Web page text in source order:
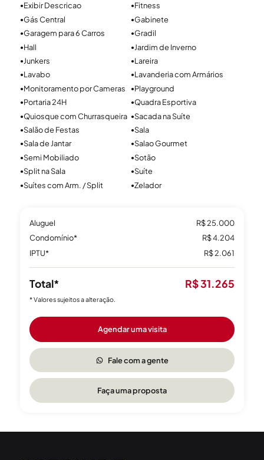
●Exibir Descricao ●Fitness
●Gás Central ●Gabinete
●Garagem para 6 Carros ●Gradil
●Hall ● Jardim de Inverno
● Junkers ●Lareira
●Lavabo ●Lavanderia com Armários
●Monitoramento por Cameras ●Playground
●Portaria 24H ●Quadra Esportiva
●Quiosque com Churrasqueira ●Sacada na Suíte
●Salão de Festas ●Sala
●Sala de Jantar ●Salao Gourmet
●Semi Mobiliado ●Sotão
●Split na Sala ●Suíte
●Suítes com Arm. / Split ●Zelador
Aluguel
R$ 25.000
Condomínio*
R$ 4.204
IPTU*
R$ 2.061
Total* R$ 31.265
* Valores sujeitos a alteração.
Agendar uma visita
Fale com a gente
Faça uma proposta